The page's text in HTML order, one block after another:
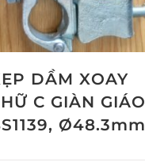
DẦM XOAY
C GIÀN GIÁO
Ø48.3mm